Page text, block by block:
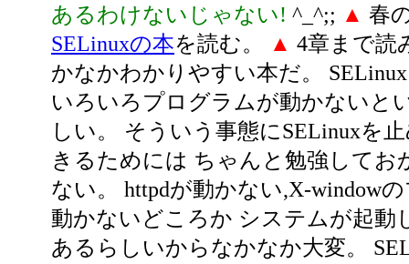
あるわけないじゃない! ^_^;; ▲ 春
SELinuxの本を読む。 ▲ 4章まで読
かなかわかりやすい本だ。
いろいろプログラムが動かないと
しい。 そういう事態にSELinuxを
きるためには ちゃんと勉強してお
ない。 httpdが動かない,X-window
動かないどころか システムが起動
あるらしいからなかなか大変。